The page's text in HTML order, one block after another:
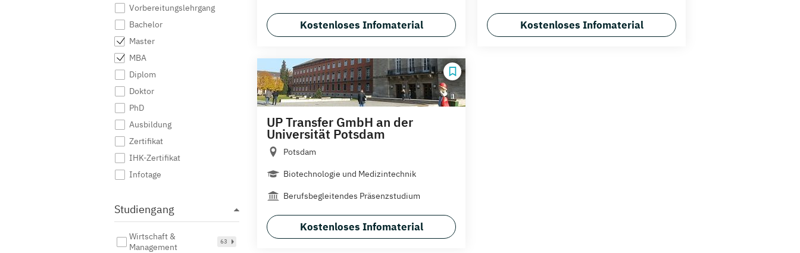
Vorbereitungslehrgang
Bachelor
Master
MBA
Diplom
Doktor
PhD
Ausbildung
Zertifikat
IHK-Zertifikat
Infotage
Studiengang
Wirtschaft &
Management
63
Kostenloses Infomaterial Kostenloses Infomaterial
UP Transfer GmbH an der
Universität Potsdam
Potsdam
Biotechnologie und Medizintechnik
Berufsbegleitendes Präsenzstudium
Kostenloses Infomaterial